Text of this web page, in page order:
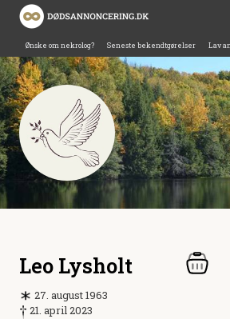
Ønske om nekrolog? Seneste bekendtgørelser Lav
Leo Lysholt
27. august 1963
21. april 2023